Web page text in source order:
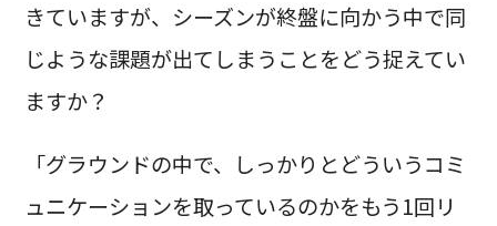
きていますが、シーズンが終盤に向かう中で同
じような課題が出てしまうことをどう捉えてい
ますか？
「グラウンドの中で、しっかりとどういうコミ
ュニケーションを取っているのかをもう1回リ